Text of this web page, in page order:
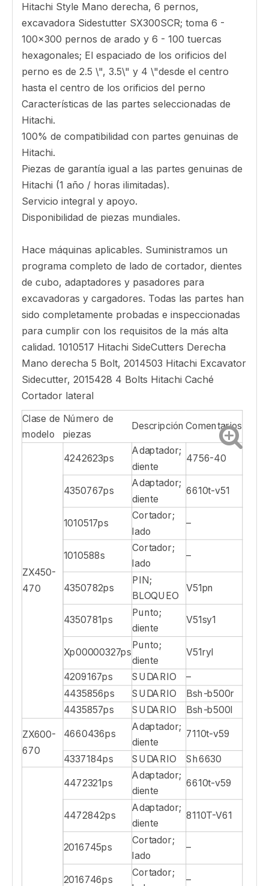
Hitachi Style Mano derecha, 6 pernos,
excavadora Sidestutter SX300SCR; toma 6 -
100x300 pernos de arado y 6 - 100 tuercas
hexagonales; El espaciado de los orificios del
perno es de 2.5 \", 3.5\" y 4 \"desde el centro
hasta el centro de los orificios del perno
Características de las partes seleccionadas de
Hitachi.
100% de compatibilidad con partes genuinas de
Hitachi.
Piezas de garantía igual a las partes genuinas de
Hitachi (1 año / horas ilimitadas).
Servicio integral y apoyo.
Disponibilidad de piezas mundiales.
Hace máquinas aplicables. Suministramos un
programa completo de lado de cortador, dientes
de cubo, adaptadores y pasadores para
excavadoras y cargadores. Todas las partes han
sido completamente probadas e inspeccionadas
para cumplir con los requisitos de la más alta
calidad. 1010517 Hitachi SideCutters Derecha
Mano derecha 5 Bolt, 2014503 Hitachi Excavator
Sidecutter, 2015428 4 Bolts Hitachi Caché
Cortador lateral
Clase de
modelo
Número de
piezas
Descripción Comentarios
ZX450-
470
4242623ps
Adaptador;
diente
4756-40
4350767ps
Adaptador;
diente
6610t-v51
1010517ps
Cortador;
lado
–
1010588s
Cortador;
lado
–
4350782ps
PIN;
BLOQUEO
V51pn
4350781ps
Punto;
diente
V51sy1
Xp00000327ps
Punto;
diente
V51ryl
4209167ps SUDARIO –
4435856ps SUDARIO
Bsh-b500r
4435857ps
SUDARIO Bsh-b500l
ZX600-
670
4660436ps
Adaptador;
diente
7110t-v59
4337184ps SUDARIO Sh6630
4472321ps
Adaptador;
diente
6610t-v59
4472842ps
Adaptador;
diente
8110T-V61
2016745ps
Cortador;
lado
–
2016746ps
Cortador;
–